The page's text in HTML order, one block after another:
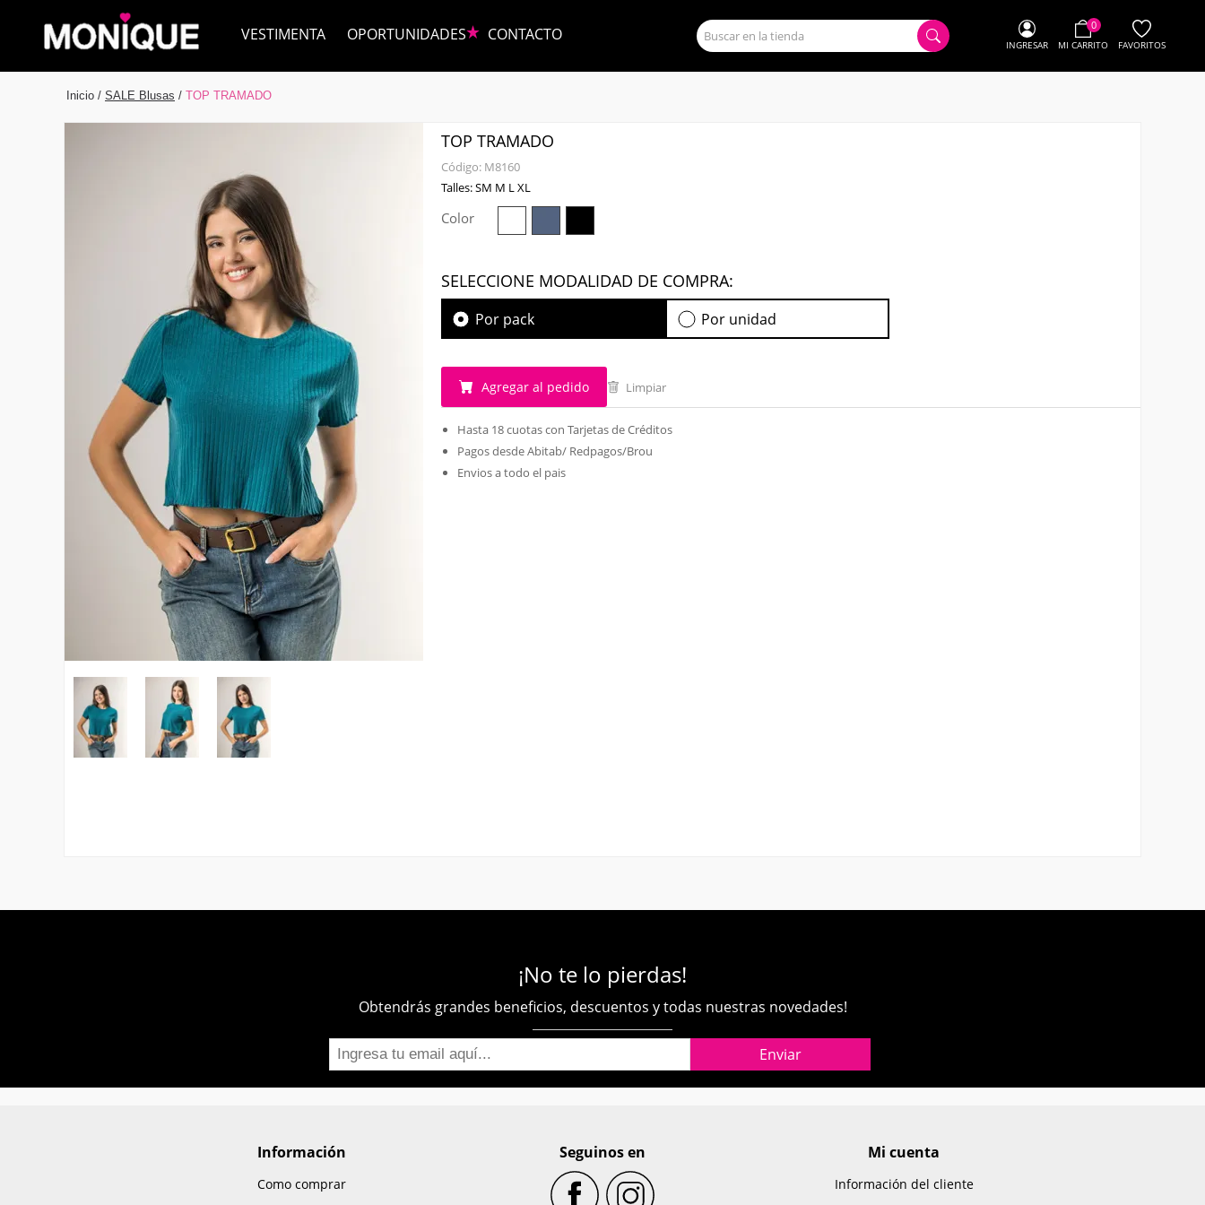
0
MI CARRITO FAVORITOS
INGRESAR
VESTIMENTA OPORTUNIDADES CONTACTO
Inicio / SALE Blusas / TOP TRAMADO
TOP TRAMADO
Código: M8160
Talles: SM M L XL
Color
SELECCIONE MODALIDAD DE COMPRA:
Por pack Por unidad
Agregar al pedido Limpiar
Hasta 18 cuotas con Tarjetas de Créditos
Pagos desde Abitab/ Redpagos/Brou
Envios a todo el pais
¡No te lo pierdas!
Obtendrás grandes beneficios, descuentos y todas nuestras novedades!
Información
Como comprar
Seguinos en Mi cuenta
Información del cliente